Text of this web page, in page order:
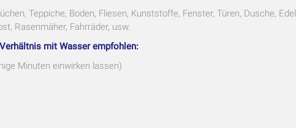
Teppiche, Boden, Fliesen, Kunststoffe, Fenster, Türen, Dusche,
Rasenmäher, Fahrräder, usw.
mit Wasser empfohlen:
Minuten einwirken lassen)